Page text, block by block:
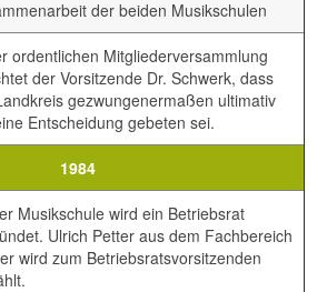
der beiden Musikschulen
ordentlichen Mitgliederversammlung
der Vorsitzende Dr. Schwerk, dass
gezwungenermaßen ultimativ
Entscheidung gebeten sei.
1984
Musikschule wird ein Betriebsrat
Ulrich Petter aus dem Fachbereich
wird zum Betriebsratsvorsitzenden